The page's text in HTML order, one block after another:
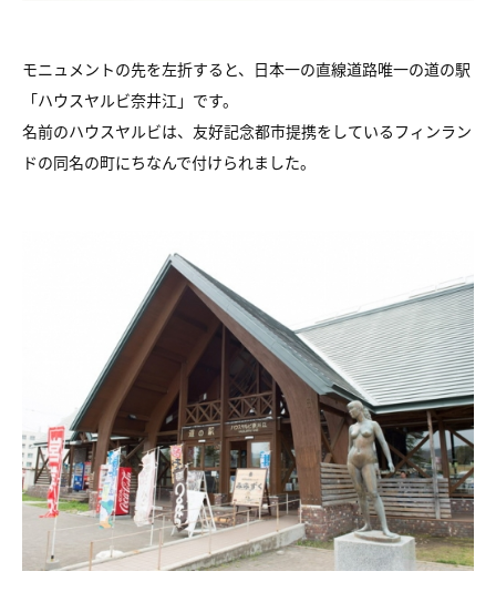
モニュメントの先を左折すると、日本一の直線道路唯一の道の駅
「ハウスヤルビ奈井江」です。
名前のハウスヤルビは、友好記念都市提携をしているフィンラン
ドの同名の町にちなんで付けられました。